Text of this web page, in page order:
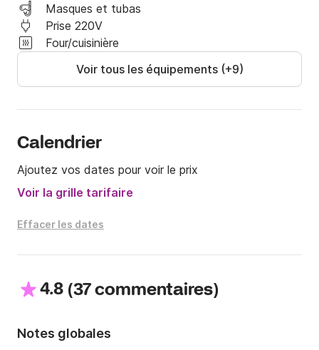
Je le propose uniquement en co-navigation pour des
sorties à la journée ou le week end.
possibilité de mouillage 1 nuit ou à quai.
A bientôt sur Click and Boat !
Masques et tubas
Prise 220V
Four/cuisinière
Voir tous les équipements (+9)
Calendrier
Ajoutez vos dates pour voir le prix
Voir la grille tarifaire
Effacer les dates
4.8 (37 commentaires)
Notes globales